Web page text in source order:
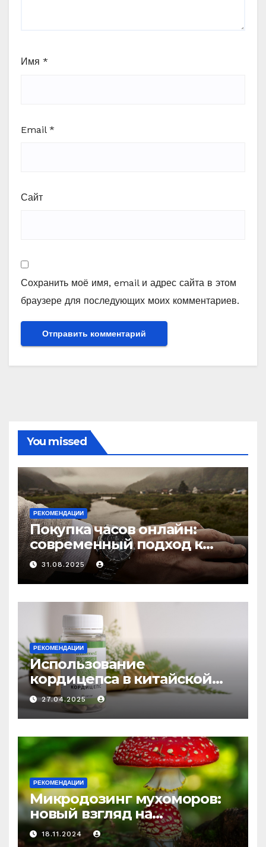
Имя *
Email *
Сайт
Сохранить моё имя, email и адрес сайта в этом
браузере для последующих моих комментариев.
You missed
РЕКОМЕНДАЦИИ
Покупка часов онлайн:
современный подход к
выбору аксессуаров
31.08.2025
РЕКОМЕНДАЦИИ
Использование
кордицепса в китайской
медицине: природное
средство против усталости
и истощения
27.04.2025
РЕКОМЕНДАЦИИ
Микродозинг мухоморов:
новый взгляд на
психоделику
18.11.2024